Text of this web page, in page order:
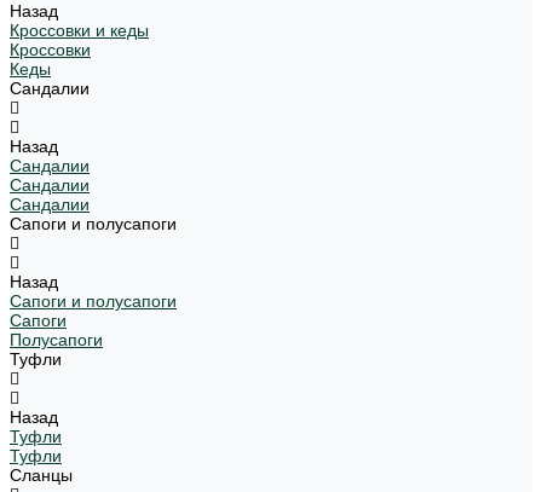
Назад
Кроссовки и кеды
Кроссовки
Кеды
Сандалии
Назад
Сандалии
Сандалии
Сандалии
Сапоги и полусапоги
Назад
Сапоги и полусапоги
Сапоги
Полусапоги
Туфли
Назад
Туфли
Туфли
Сланцы